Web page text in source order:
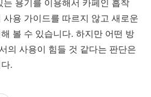
는 용기를 이용해서 카페인 흡착
사용 가이드를 따르지 않고 새로운
볼 수 있습니다. 하지만 어떤 방
의 사용이 힘들 것 같다는 판단은
.